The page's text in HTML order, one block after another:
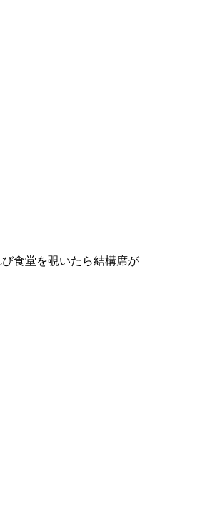
食堂を覗いたら結構席が